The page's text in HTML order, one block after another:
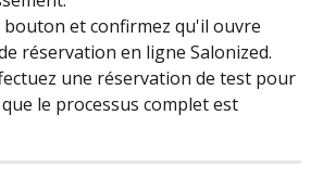
bouton et confirmez qu'il ouvre
réservation en ligne Salonized.
une réservation de test pour
le processus complet est